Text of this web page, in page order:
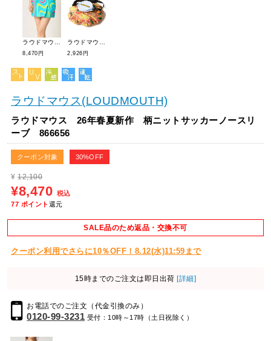
8,470円 2,926円
ラウドマウス(LOUDMOUTH)
ラウドマウス 26年春夏新作 柄ニットサッカーノースリ
ーブ 866656
クーポン対象 30%OFF
¥ 12,100
¥8,470 税込
77 ポイント 還元
SALE品のため返品・交換不可
クーポン利用でさらに10％OFF！8.12(水)11:59まで
15時までのご注文は即日出荷 [詳細]
お電話でのご注文（代金引換のみ）
0120-99-3231 受付：10時～17時（土日祝除く）